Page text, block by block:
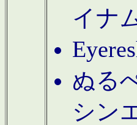
イナ
ぬる
シン